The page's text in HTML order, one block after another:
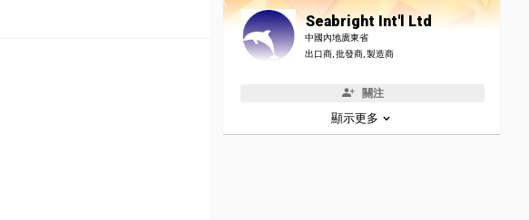
Seabright Int'l Ltd
中國內地廣東省
出口商, 批發商, 製造商
關注
顯示更多